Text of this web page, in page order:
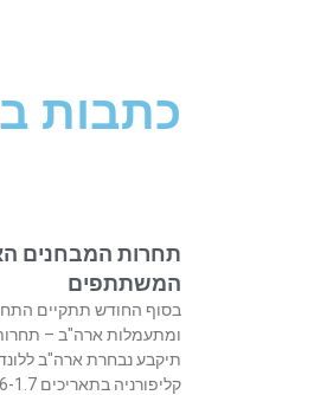
כתבות
תחרות המבחנים
המשתתפים
בסוף החודש תתקיים
ומתעמלות ארה"ב –
תיקבע נבחרת ארה"ב
קליפורניה בתאריכים 28.6-1.7